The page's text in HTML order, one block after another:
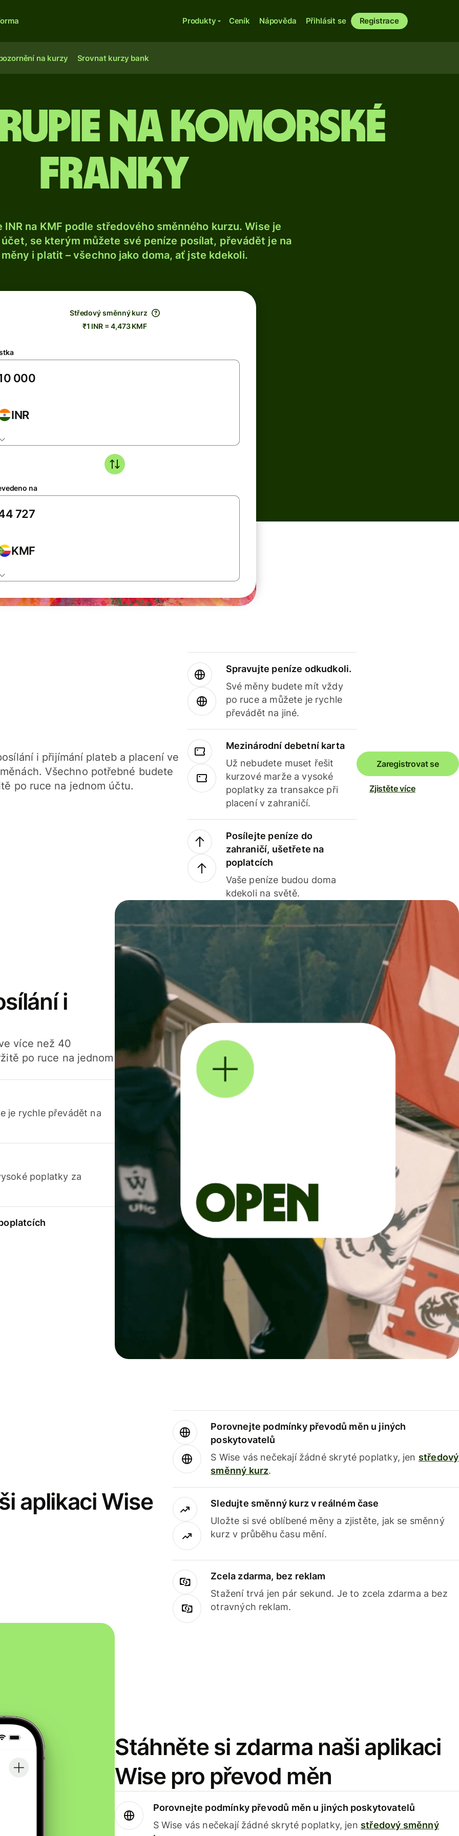
Produkty Ceník Nápověda Přihlásit se Registrace
na kurzy Srovnat kurzy bank
na komorské
franky
INR na KMF podle středového směnného kurzu. Wise je
se kterým můžete své peníze posílat, převádět je na
i platit – všechno jako doma, ať jste kdekoli.
Středový směnný kurz
₹1 INR = 4,473 KMF
INR
na
KMF
i přijímání plateb a placení ve
Všechno potřebné budete
po ruce na jednom účtu.
Spravujte peníze odkudkoli.
Své měny budete mít vždy
po ruce a můžete je rychle
převádět na jiné.
Mezinárodní debetní karta
Už nebudete muset řešit
kurzové marže a vysoké
poplatky za transakce při
placení v zahraničí.
Posílejte peníze do
zahraničí, ušetřete na
poplatcích
Vaše peníze budou doma
kdekoli na světě.
Zaregistrovat se
Zjistěte více
i
více než 40
po ruce na jednom
je rychle převádět na
poplatky za
aplikaci Wise
Porovnejte podmínky převodů měn u jiných
poskytovatelů
S Wise vás nečekají žádné skryté poplatky, jen středový
směnný kurz.
Sledujte směnný kurz v reálném čase
Uložte si své oblíbené měny a zjistěte, jak se směnný
kurz v průběhu času mění.
Zcela zdarma, bez reklam
Stažení trvá jen pár sekund. Je to zcela zdarma a bez
otravných reklam.
Stáhněte si zdarma naši aplikaci
Wise pro převod měn
Porovnejte podmínky převodů měn u jiných poskytovatelů
S Wise vás nečekají žádné skryté poplatky, jen středový směnný